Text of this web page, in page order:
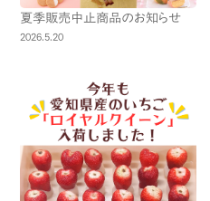
夏季販売中止商品のお知らせ
2026.5.20